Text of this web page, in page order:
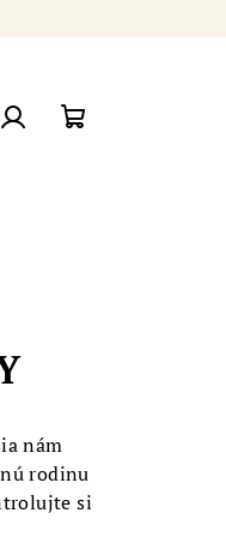
nám
rodinu
si